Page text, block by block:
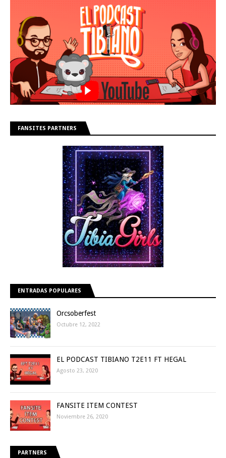
FANSITES PARTNERS
ENTRADAS POPULARES
Orcsoberfest
Octubre 12, 2022
EL PODCAST TIBIANO T2E11 FT HEGAL
Agosto 23, 2020
FANSITE ITEM CONTEST
Noviembre 26, 2020
PARTNERS